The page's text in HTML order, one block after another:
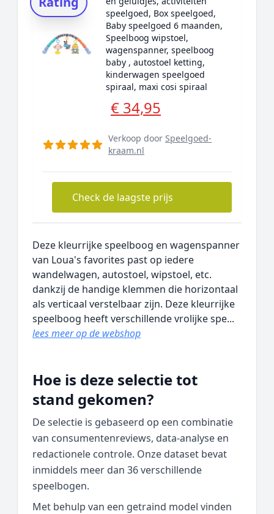
speelgoed, Box speelgoed,
Baby speelgoed 6 maanden,
Speelboog wipstoel,
wagenspanner, speelboog
baby , autostoel ketting,
kinderwagen speelgoed
spiraal, maxi cosi spiraal
€ 34,95
Verkoop door Speelgoed-
kraam.nl
Check de laagste prijs
Deze kleurrijke speelboog en wagenspanner
van Loua's favorites past op iedere
wandelwagen, autostoel, wipstoel, etc.
dankzij de handige klemmen die horizontaal
als verticaal verstelbaar zijn. Deze kleurrijke
speelboog heeft verschillende vrolijke spe...
lees meer op de webshop
Hoe is deze selectie tot
stand gekomen?
De selectie is gebaseerd op een combinatie
van consumentenreviews, data‑analyse en
redactionele controle. Onze dataset bevat
inmiddels meer dan 36 verschillende
speelbogen.
Met behulp van een getraind model vinden